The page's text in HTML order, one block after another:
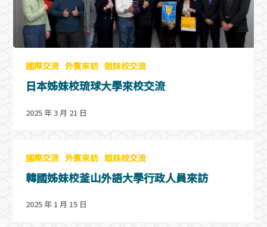
國際交流 外賓來訪 姐妹校交流
日本姊妹校琉球大學來校交流
2025 年 3 月 21 日
國際交流 外賓來訪 姐妹校交流
韓國姊妹校釜山外語大學行政人員來訪
2025 年 1 月 15 日